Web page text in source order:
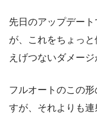
先日のアップデー
が、これをちょっ
えげつないダメージ
フルオートのこの
すが、それよりも